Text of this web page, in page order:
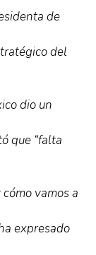
de
del
dio un
que “falta
vamos a
expresado